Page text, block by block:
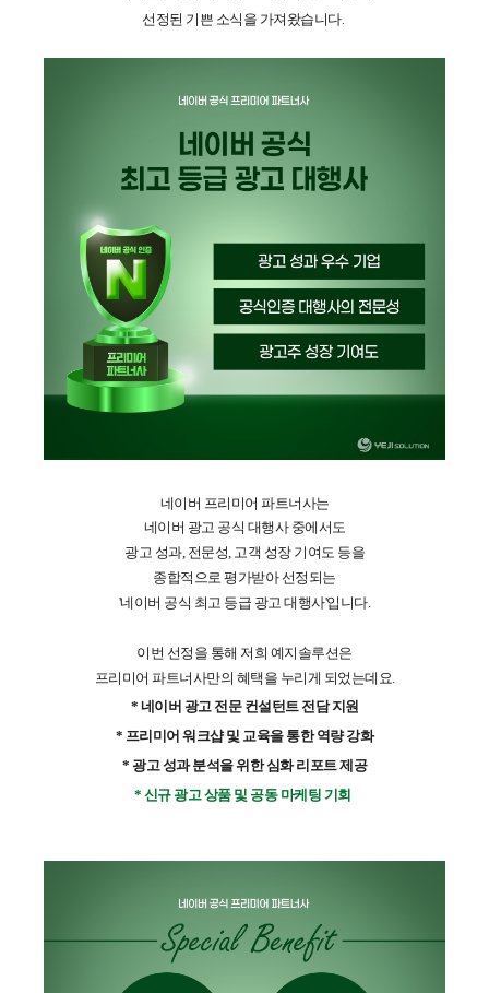
선정된 기쁜 소식을 가져왔습니다.
네이버 프리미어 파트너사는
네이버 광고 공식 대행사 중에서도
광고 성과, 전문성, 고객 성장 기여도 등을
종합적으로 평가받아 선정되는
'네이버 공식 최고 등급 광고 대행사'입니다.
이번 선정을 통해 저희 예지솔루션은
프리미어 파트너사만의 혜택을 누리게 되었는데요.
* 네이버 광고 전문 컨설턴트 전담 지원
* 프리미어 워크샵 및 교육을 통한 역량 강화
* 광고 성과 분석을 위한 심화 리포트 제공
* 신규 광고 상품 및 공동 마케팅 기회